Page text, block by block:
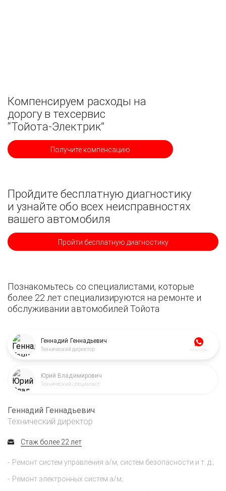
Компенсируем расходы на
дорогу в техсервис
“Тойота-Электрик”
Получите компенсацию
Пройдите бесплатную диагностику
и узнайте обо всех неисправностях
вашего автомобиля
Пройти бесплатную диагностику
Познакомьтесь со специалистами, которые
более 22 лет специализируются на ремонте и
обслуживании автомобилей Тойота
Геннадий Геннадьевич
Технический директор WhatsApp
Юрий Владимирович
Технический специалист
Геннадий Геннадьевич
Технический директор
Стаж более 22 лет
Ремонт систем управления а/м, систем безопасности и т. д.;
Ремонт электронных систем а/м;